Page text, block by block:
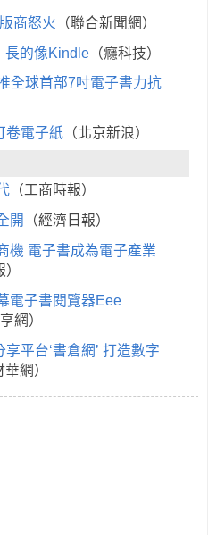
商怒火 （聯合新聞網）
長的像Kindle（癮科技）
球首部7吋電子書力抗
卷電子紙（北京新浪）
（工商時報）
開 （經濟日報）
機 電子書成為電子產業
電子書閱覽器Eee
網）
平台‘書倉網’ 打造數字
網）